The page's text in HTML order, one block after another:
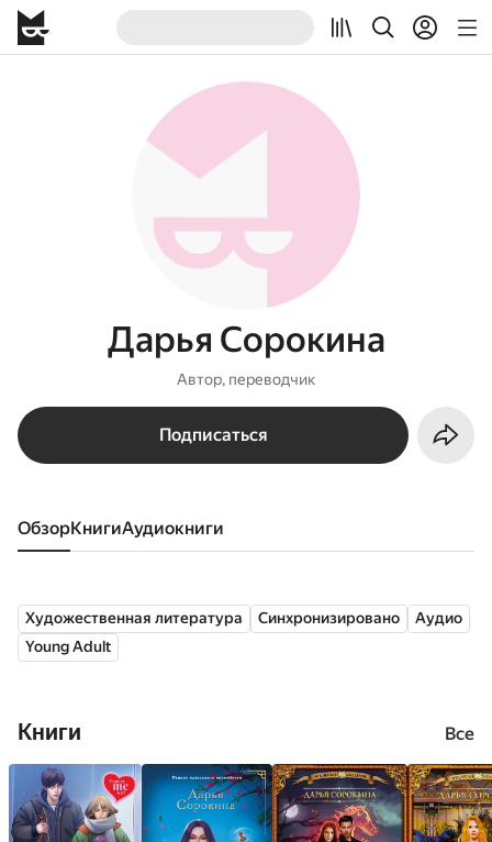
Дарья Сорокина
Автор, переводчик
Подписаться
Обзор книги аудиокниги
Художественная литература Синхронизировано
Аудио
Young Adult
Книги Все